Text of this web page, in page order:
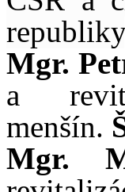
republiky
Mgr.
a
menšín.
Mgr.